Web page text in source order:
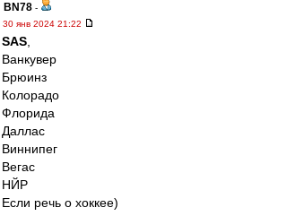
BN78 -
30 янв 2024 21:22
SAS
Ванкувер
Брюинз
Колорадо
Флорида
Даллас
Виннипег
Вегас
НЙР
Если речь о хоккее)